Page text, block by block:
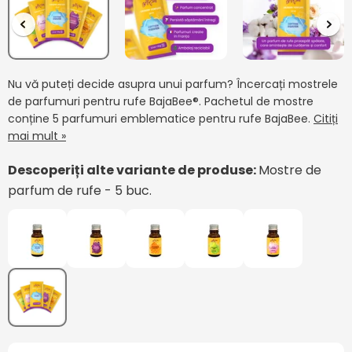
Nu vă puteți decide asupra unui parfum? Încercați mostrele
de parfumuri pentru rufe BajaBee®. Pachetul de mostre
conține 5 parfumuri emblematice pentru rufe BajaBee. Citiți
mai mult »
Descoperiți alte variante de produse:Mostre de
parfum de rufe - 5 buc.